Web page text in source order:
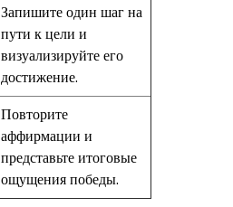
Запишите один шаг на
пути к цели и
визуализируйте его
достижение.
Повторите
аффирмации и
представьте итоговые
ощущения победы.